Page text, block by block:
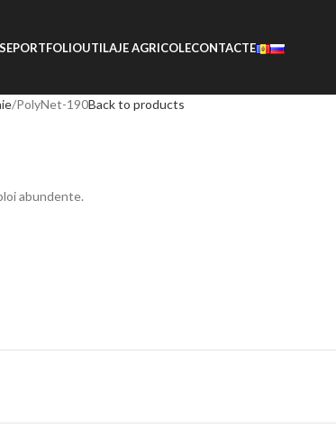
PORTFOLIOUTILAJE AGRICOLECONTACTE
PolyNet-190Back to products
abundente.